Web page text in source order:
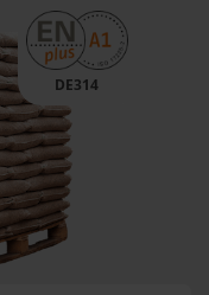
DE314